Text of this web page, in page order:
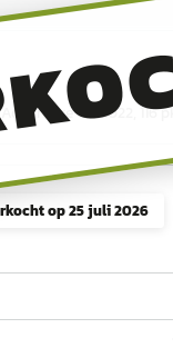
op25 juli 2026
Adventure uit 2022,